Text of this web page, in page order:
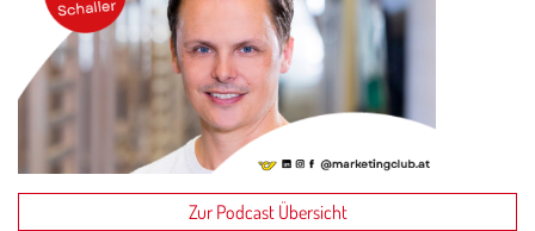
Zur Podcast Übersicht